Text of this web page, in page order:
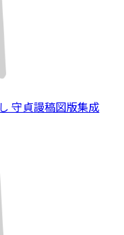
守貞謾稿図版集成